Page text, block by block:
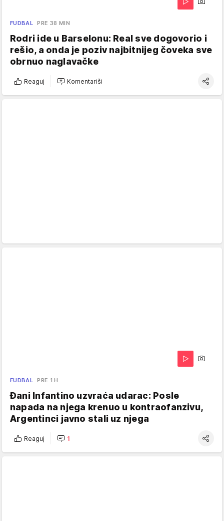
FUDBAL PRE 38 MIN
Rodri ide u Barselonu: Real sve dogovorio i
rešio, a onda je poziv najbitnijeg čoveka sve
obrnuo naglavačke
Reaguj Komentariši
FUDBAL PRE 1 H
Đani Infantino uzvraća udarac: Posle
napada na njega krenuo u kontraofanzivu,
Argentinci javno stali uz njega
Reaguj 1